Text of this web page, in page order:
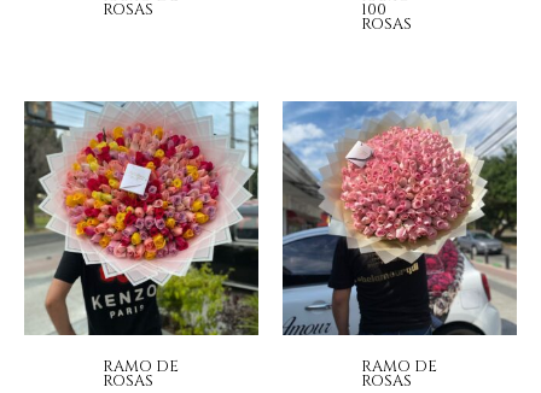
ROSAS 100
ROSAS
RAMO DE
ROSAS
RAMO DE
ROSAS